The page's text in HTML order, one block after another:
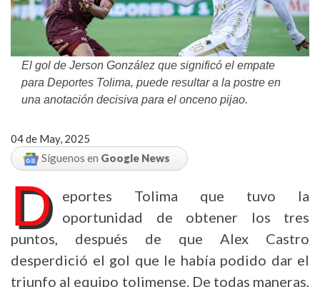
El gol de Jerson González que significó el empate
para Deportes Tolima, puede resultar a la postre en
una anotación decisiva para el onceno pijao.
04 de May, 2025
Síguenos en Google News
D
eportes Tolima que tuvo la
oportunidad de obtener los tres
puntos, después de que Alex Castro
desperdició el gol que le había podido dar el
triunfo al equipo tolimense. De todas maneras,